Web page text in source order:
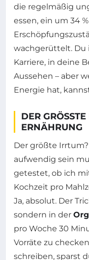
die regelmäßig
essen, ein um 34
wachgerüttelt. Du
Karriere, in deine
Aussehen – aber
Energie hat,
DER GRÖSSTE
RNÄHRUNG
Der größte
aufwendig sein
getestet, ob ich
Kochzeit pro
Ja, absolut. Der
sondern in der
pro Woche 30
Vorräte zu
schreiben, sparst